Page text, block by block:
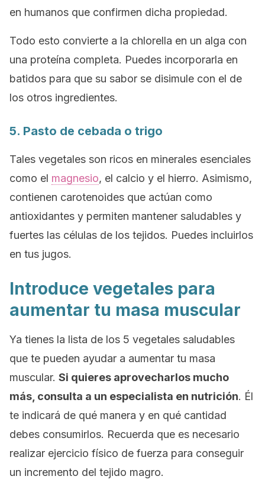
en humanos que confirmen dicha propiedad.
Todo esto convierte a la chlorella en un alga con
una proteína completa. Puedes incorporarla en
batidos para que su sabor se disimule con el de
los otros ingredientes.
5. Pasto de cebada o trigo
Tales vegetales son ricos en minerales esenciales
como el magnesio, el calcio y el hierro. Asimismo,
contienen carotenoides que actúan como
antioxidantes y permiten mantener saludables y
fuertes las células de los tejidos. Puedes incluirlos
en tus jugos.
Introduce vegetales para
aumentar tu masa muscular
Ya tienes la lista de los 5 vegetales saludables
que te pueden ayudar a aumentar tu masa
muscular. Si quieres aprovecharlos mucho
más, consulta a un especialista en nutrición. Él
te indicará de qué manera y en qué cantidad
debes consumirlos. Recuerda que es necesario
realizar ejercicio físico de fuerza para conseguir
un incremento del tejido magro.